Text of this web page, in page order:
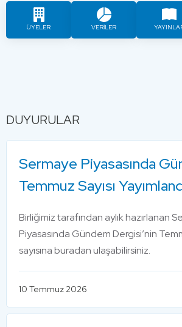
ÜYELER VERİLER
DUYURULAR
Sermaye Piyasasında
Temmuz Sayısı
Birliğimiz tarafından aylık hazırlanan
Piyasasında Gündem Dergisi’nin
sayısına buradan ulaşabilirsiniz.
10 Temmuz 2026